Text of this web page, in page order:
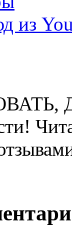
из